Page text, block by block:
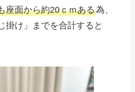
座面から約20ｃｍある為、
掛け」までを合計すると